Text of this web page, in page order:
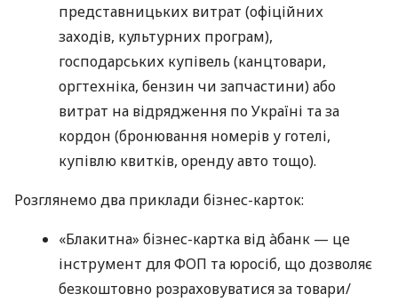
представницьких витрат (офіційних
заходів, культурних програм),
господарських купівель (канцтовари,
оргтехніка, бензин чи запчастини) або
витрат на відрядження по Україні та за
кордон (бронювання номерів у готелі,
купівлю квитків, оренду авто тощо).
Розглянемо два приклади бізнес-карток:
«Блакитна» бізнес-картка від àбанк — це
інструмент для ФОП та юросіб, що дозволяє
безкоштовно розраховуватися за товари/